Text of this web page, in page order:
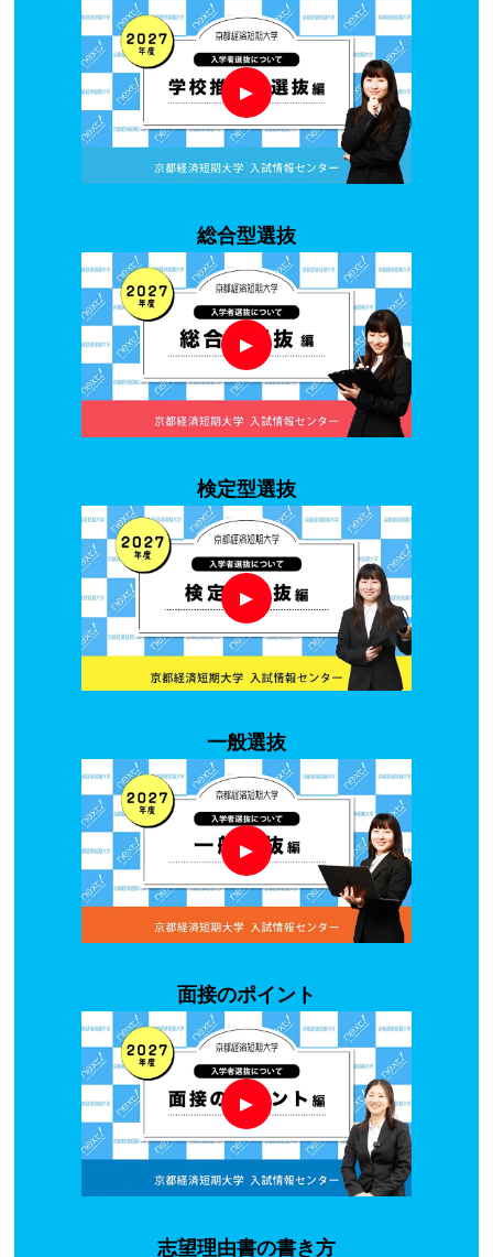
総合型選抜
検定型選抜
一般選抜
面接のポイント
志望理由書の書き方